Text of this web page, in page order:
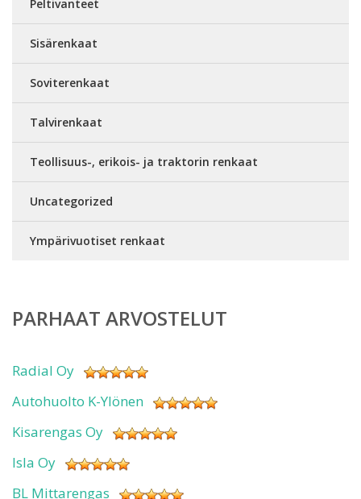
Peltivanteet
Sisärenkaat
Soviterenkaat
Talvirenkaat
Teollisuus-, erikois- ja traktorin renkaat
Uncategorized
Ympärivuotiset renkaat
PARHAAT ARVOSTELUT
Radial Oy
Autohuolto K-Ylönen
Kisarengas Oy
Isla Oy
BL Mittarengas